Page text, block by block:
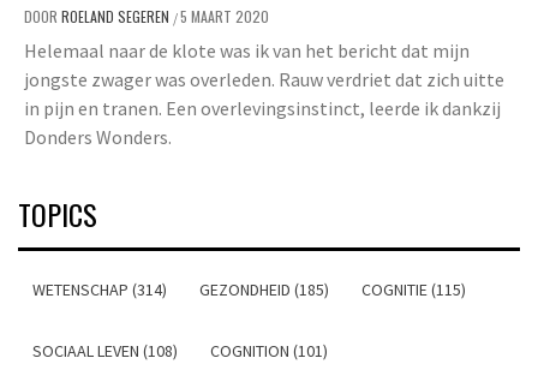
DOOR ROELAND SEGEREN /5 MAART 2020
Helemaal naar de klote was ik van het bericht dat mijn
jongste zwager was overleden. Rauw verdriet dat zich uitte
in pijn en tranen. Een overlevingsinstinct, leerde ik dankzij
Donders Wonders.
TOPICS
WETENSCHAP (314) GEZONDHEID (185) COGNITIE (115)
SOCIAAL LEVEN (108) COGNITION (101)